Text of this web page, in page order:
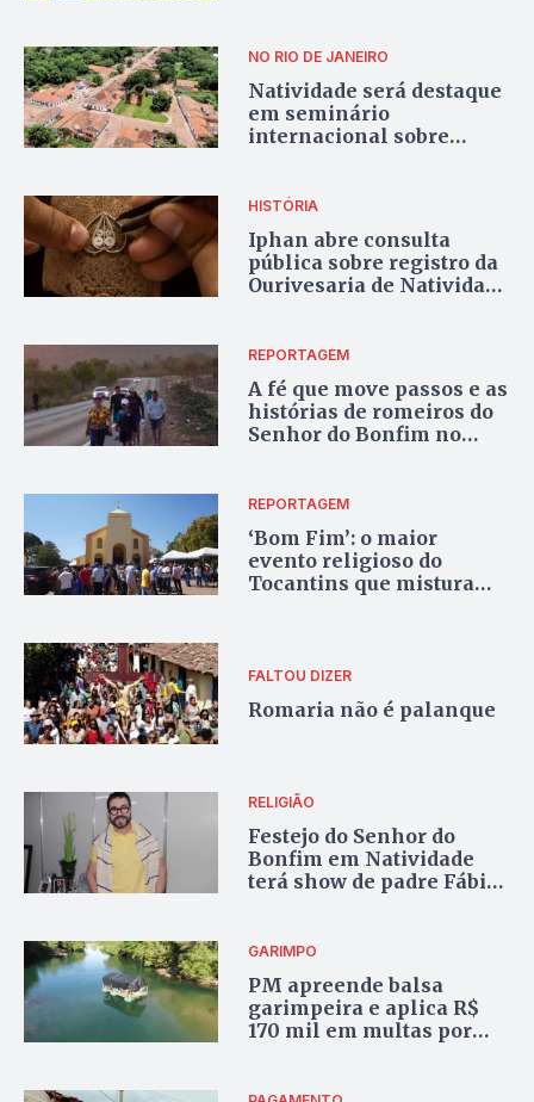
Natividade
NO RIO DE JANEIRO
Natividade será destaque
em seminário
internacional sobre
HISTÓRIA
Iphan abre consulta
pública sobre registro da
Ourivesaria de Natividade
REPORTAGEM
A fé que move passos e as
histórias de romeiros do
Senhor do Bonfim no
REPORTAGEM
‘Bom Fim’: o maior
evento religioso do
Tocantins que mistura
FALTOU DIZER
Romaria não é palanque
RELIGIÃO
Festejo do Senhor do
Bonfim em Natividade
terá show de padre Fábio
GARIMPO
PM apreende balsa
garimpeira e aplica R$
170 mil em multas por